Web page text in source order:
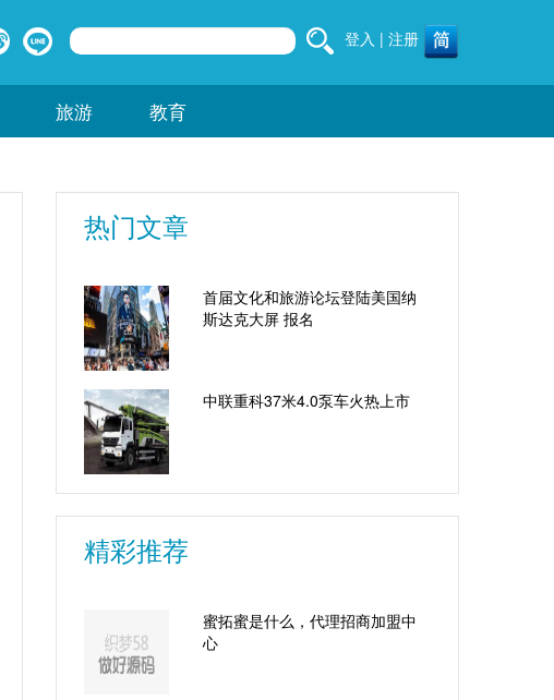
登入 | 注册
旅游 教育
热门文章
首届文化和旅游论坛登陆美国纳
斯达克大屏 报名
中联重科37米4.0泵车火热上市
精彩推荐
蜜拓蜜是什么，代理招商加盟中
心